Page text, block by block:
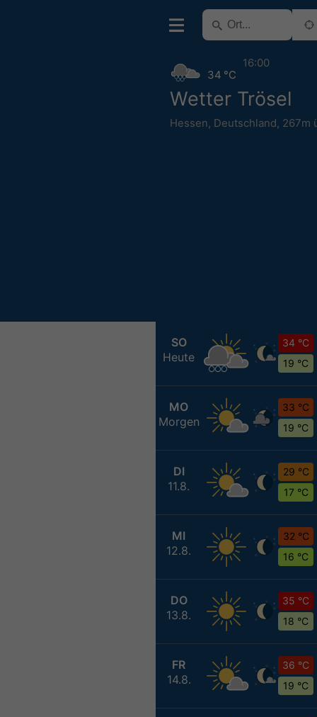
Wetter Trösel
Hessen, Deutschland, 267m
34 °C
16:00
SO
Heute
34 °C
19 °C
MO
Morgen
33 °C
19 °C
DI
11.8.
29 °C
17 °C
MI
12.8.
32 °C
16 °C
DO
13.8.
35 °C
18 °C
FR
14.8.
36 °C
19 °C